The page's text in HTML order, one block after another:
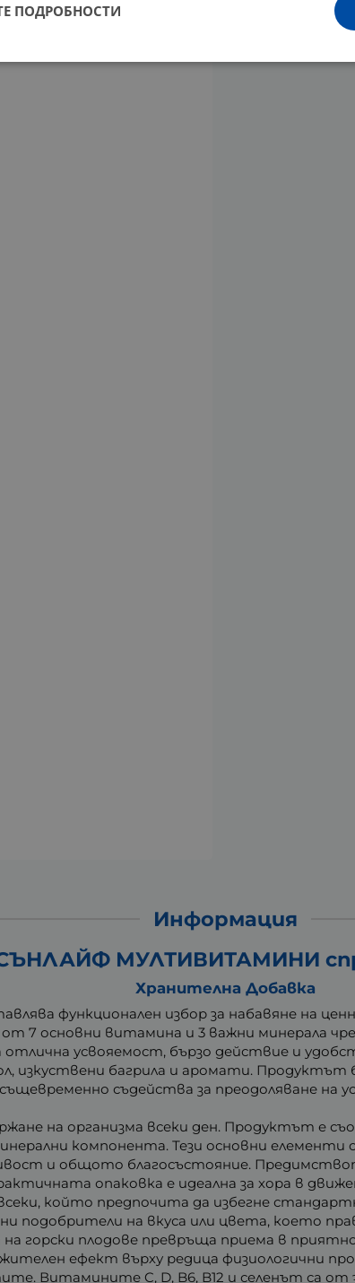
Информация
МУЛТИВИТАМИНИ
Хранителна Добавка
функционален избор за набавяне на
7 основни витамина и 3 важни минерала
отлична усвояемост, бързо действие и
изкуствени багрила и аромати.
съдейства за преодоляване на
на организма всеки ден. Продуктът е
компонента. Тези основни
и общото благосъстояние.
опаковка е идеална за хора в
който предпочита да избегне
подобрители на вкуса или цвета, което
горски плодове превръща приема в
ефект върху редица физиологични
Витамините C, D, B6, B12 и селенът са
ПОДРОБНОСТИ